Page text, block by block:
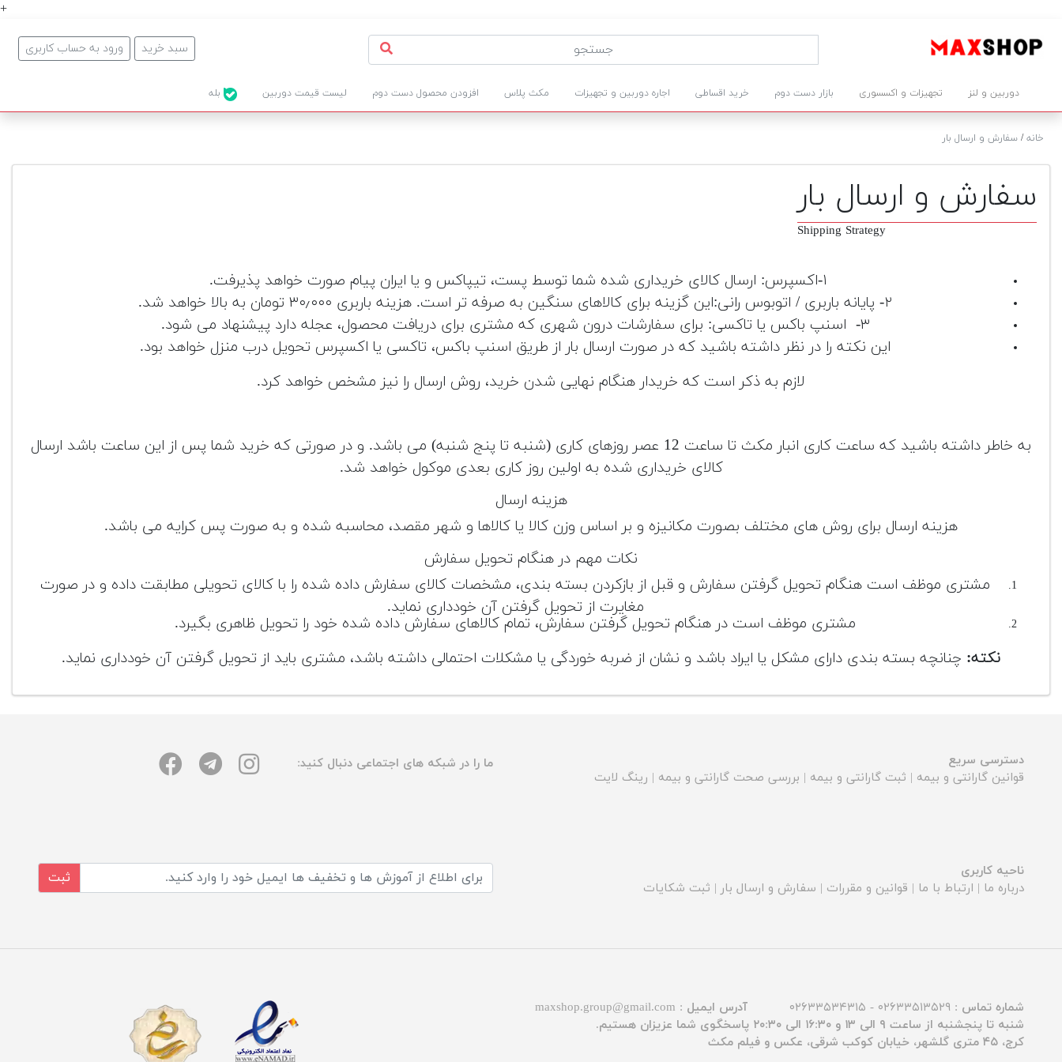
+
ورود به حساب کاربری سبد خرید
دوربین و لنز تجهیزات و اکسسوری بازار دست دوم خرید اقساطی اجاره دوربین و تجهیزات مکث پلاس افزودن محصول دست دوم لیست قیمت دوربین
خانه/ سفارش و ارسال بار
سفارش و ارسال بار
Shipping Strategy
۱-اکسپرس: ارسال کالای خریداری شده شما توسط پست، تیپاکس و یا ایران پیام صورت خواهد پذیرفت.
۲- پایانه باربری / اتوبوس رانی:این گزینه برای کالاهای سنگین به صرفه تر است. هزینه باربری ۳۰٫۰۰۰ تومان به بالا خواهد شد.
۳- اسنپ باکس یا تاکسی: برای سفارشات درون شهری که مشتری برای دریافت محصول، عجله دارد پیشنهاد می شود.
این نکته را در نظر داشته باشید که در صورت ارسال بار از طریق اسنپ باکس، تاکسی یا اکسپرس تحویل درب منزل خواهد بود.
لازم به ذکر است که خریدار هنگام نهایی شدن خرید، روش ارسال را نیز مشخص خواهد کرد.
به خاطر داشته باشید که ساعت کاری انبار مکث تا ساعت 12 عصر روزهای کاری (شنبه تا پنج شنبه) می باشد. و در صورتی که خرید شما پس از این ساعت باشد ارسال
کالای خریداری شده به اولین روز کاری بعدی موکول خواهد شد.
هزینه ارسال
هزینه ارسال برای روش های مختلف بصورت مکانیزه و بر اساس وزن کالا یا کالاها و شهر مقصد، محاسبه شده و به صورت پس کرایه می باشد.
نکات مهم در هنگام تحویل سفارش
مشتری موظف است هنگام تحویل گرفتن سفارش و قبل از بازکردن بسته بندی، مشخصات کالای سفارش داده شده را با کالای تحویلی مطابقت داده و در صورت
مغایرت از تحویل گرفتن آن خودداری نماید.
مشتری موظف است در هنگام تحویل گرفتن سفارش، تمام کالاهای سفارش داده شده خود را تحویل ظاهری بگیرد.
نکته: چنانچه بسته بندی دارای مشکل یا ایراد باشد و نشان از ضربه خوردگی یا مشکلات احتمالی داشته باشد، مشتری باید از تحویل گرفتن آن خودداری نماید.
دسترسی سریع
قوانین گارانتی و بیمه | ثبت گارانتی و بیمه | بررسی صحت گارانتی و بیمه | رینگ لایت
ما را در شبکه های اجتماعی دنبال کنید:
ناحیه کاربری
درباره ما | ارتباط با ما | قوانین و مقررات | سفارش و ارسال بار | ثبت شکایات
ثبت
شماره تماس : ۰۲۶۳۳۵۱۳۵۲۹ - ۰۲۶۳۳۵۳۴۳۱۵ آدرس ایمیل : maxshop.group@gmail.com
شنبه تا پنجشنبه از ساعت ۹ الی ۱۳ و ۱۶:۳۰ الی ۲۰:۳۰ پاسخگوی شما عزیزان هستیم.
کرج، ۴۵ متری گلشهر، خیابان کوکب شرقی، عکس و فیلم مکث